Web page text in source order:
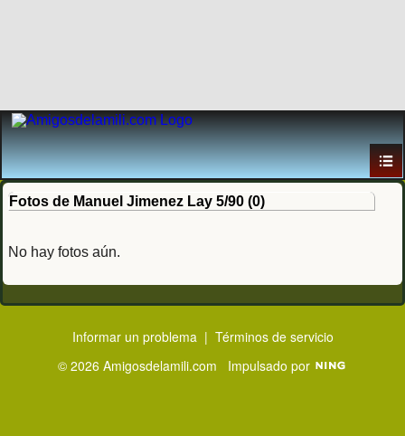
Fotos de Manuel Jimenez Lay 5/90 (0)
No hay fotos aún.
Informar un problema | Términos de servicio
© 2026 Amigosdelamili.com Impulsado por